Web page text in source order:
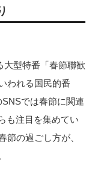
大型特番「春節聯歓
われる国民的番
では春節に関連
も注目を集めてい
節の過ごし方が、